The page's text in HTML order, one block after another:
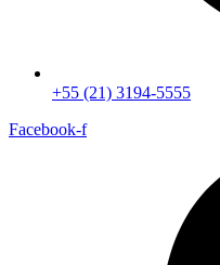
+55 (21) 3194-5555
Facebook-f